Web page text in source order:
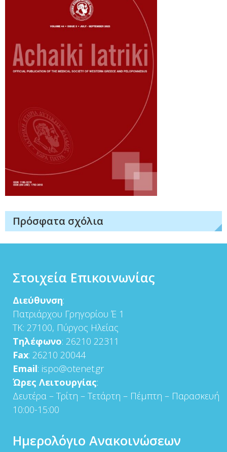
Πρόσφατα σχόλια
Στοιχεία Επικοινωνίας
Διεύθυνση:
Πατριάρχου Γρηγορίου Έ 1
ΤΚ: 27100, Πύργος Ηλείας
Τηλέφωνο: 26210 22311
Fax: 26210 20044
Email: ispo@otenet.gr
Ώρες Λειτουργίας:
Δευτέρα – Τρίτη – Τετάρτη – Πέμπτη – Παρασκευή
10:00-15:00
Ημερολόγιο Ανακοινώσεων